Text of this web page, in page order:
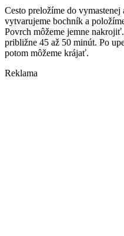
Cesto preložíme do
vytvarujeme bochník a
Povrch môžeme jemne
približne 45 až 50 minút. Po
potom môžeme krájať.
Reklama